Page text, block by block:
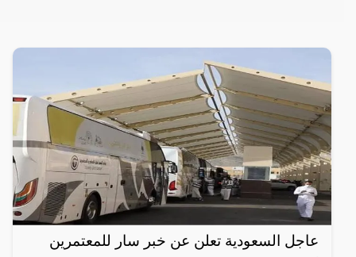
عاجل السعودية تعلن عن خبر سار للمعتمرين